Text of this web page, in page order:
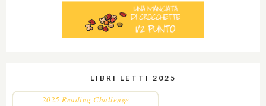
LIBRI LETTI 2025
2025 Reading Challenge